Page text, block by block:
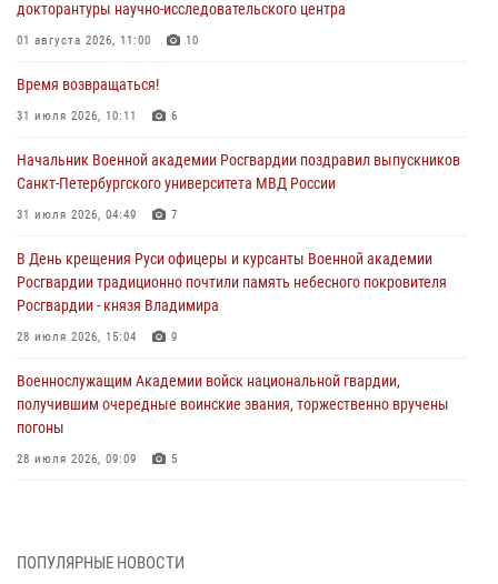
докторантуры научно-исследовательского центра
01 августа 2026, 11:00 10
Время возвращаться!
31 июля 2026, 10:11 6
Начальник Военной академии Росгвардии поздравил выпускников
Санкт-Петербургского университета МВД России
31 июля 2026, 04:49 7
В День крещения Руси офицеры и курсанты Военной академии
Росгвардии традиционно почтили память небесного покровителя
Росгвардии - князя Владимира
28 июля 2026, 15:04 9
Военнослужащим Академии войск национальной гвардии,
получившим очередные воинские звания, торжественно вручены
погоны
28 июля 2026, 09:09 5
27 июля 2026, 14:49 7
ПОПУЛЯРНЫЕ НОВОСТИ